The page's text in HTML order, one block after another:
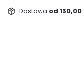
Dostawa od 160,00